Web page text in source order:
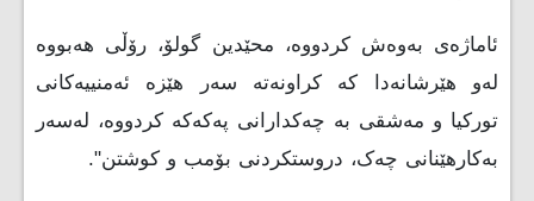
ئاماژەی بەوەش کردووە، محێدین گولۆ، رۆڵی هەبووە
لەو هێرشانەدا کە کراونەتە سەر هێزە ئەمنییەکانی
تورکیا و مەشقی بە چەکدارانی پەکەکە کردووە، لەسەر
بەکارهێنانی چەک، دروستکردنی بۆمب و کوشتن".